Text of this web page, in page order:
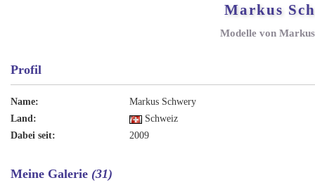
Markus
Modelle von
Profil
Name:
Markus Schwery
Land:
Schweiz
Dabei seit:
2009
Meine Galerie (31)